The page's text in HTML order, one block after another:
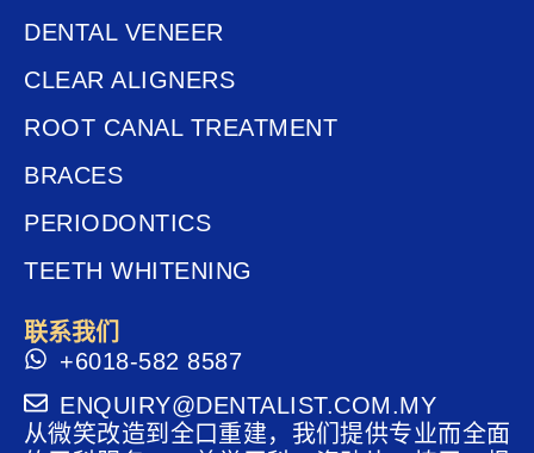
DENTAL VENEER
CLEAR ALIGNERS
ROOT CANAL TREATMENT
BRACES
PERIODONTICS
TEETH WHITENING
联系我们
+6018-582 8587
ENQUIRY@DENTALIST.COM.MY
从微笑改造到全口重建，我们提供专业而全面